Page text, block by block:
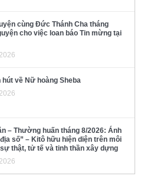
cùng Đức Thánh Cha tháng
cho việc loan báo Tin mừng tại
về Nữ hoàng Sheba
– Thường huấn tháng 8/2026: Ánh
số” – Kitô hữu hiện diện trên môi
thật, tử tế và tinh thần xây dựng